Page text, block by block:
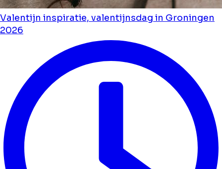
Valentijn inspiratie, valentijnsdag in Groningen
2026